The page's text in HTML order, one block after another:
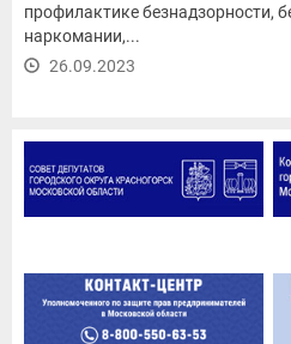
профилактике безнадзорности,
наркомании,...
26.09.2023